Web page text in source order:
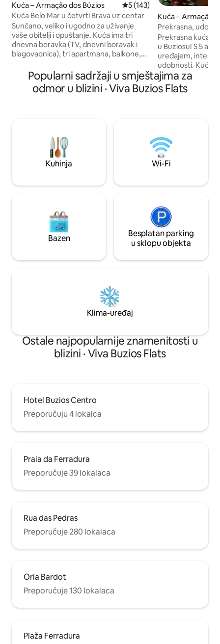
Kuća – Armação dos Búzios Prosječna ocjena: 5/5,
5 (143)
Kuća Belo Mar u četvrti Brava uz centar
Sunčano, veliko i ugodno za uživanje
vaše obitelji i opuštanje. Kuća ima tri
dnevna boravka (TV, dnevni boravak i
blagovaonica), tri apartmana, balkone,
stolom za objedovanje, ured, prednje i
bočne terase, roštilj, Iglu pećnicu
(mineiro), bazen i terasu s rasvjetom.
plaža Forno, Foca, Horseshoe, Brava i
Kuća – Armação
Prekrasna,
Ossosu!
Prekrasna kuća u
u Buziosu! S 5
uređajem, internetom i mnoštvom
udobnosti. Kuća
roštilj, potpuno
terasu s pogledom na
kondominij i
duž Orla Bardota
potrebe za
ponekad uključen
Popularni sadržaji u smještajima za
odmor u blizini · Viva Buzios Flats
Kuhinja Wi-Fi
Bazen
Besplatan parking
u sklopu objekta
Klima-uređaj
Ostale najpopularnije znamenitosti u
blizini · Viva Buzios Flats
Hotel Buzios Centro
Preporučuju 4 lokalca
Praia da Ferradura
Preporučuje 39 lokalaca
Rua das Pedras
Preporučuje 280 lokalaca
Orla Bardot
Preporučuje 130 lokalaca
Plaža Ferradura